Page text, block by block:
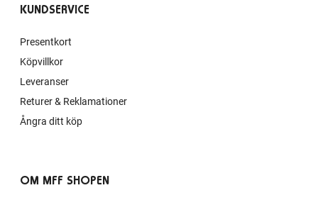
KUNDSERVICE
Presentkort
Köpvillkor
Leveranser
Returer & Reklamationer
Ångra ditt köp
OM MFF SHOPEN